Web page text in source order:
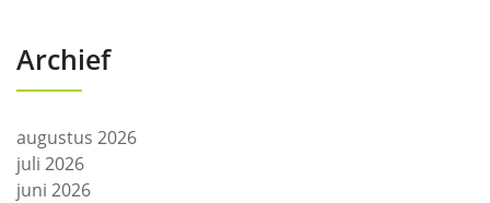
Archief
augustus 2026
juli 2026
juni 2026